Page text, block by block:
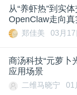
从“养虾热”到实
OpenClaw走向真
郑佳美 03月17
商汤科技“元萝卜
应用场景
二维马晓宁 01